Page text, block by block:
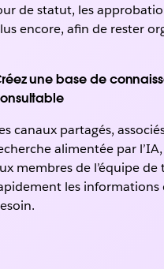
de statut, les
encore, afin de rester
une base de
canaux partagés,
alimentée par
membres de l’équipe de
les